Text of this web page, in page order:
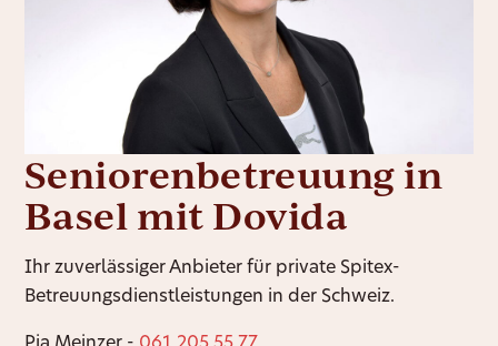
Seniorenbetreuung in
Basel mit Dovida
Ihr zuverlässiger Anbieter für private Spitex-
Betreuungsdienstleistungen in der Schweiz.